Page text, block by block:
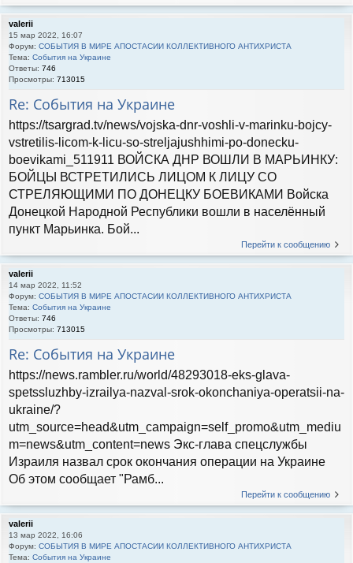
valerii
15 мар 2022, 16:07
Форум: СОБЫТИЯ В МИРЕ АПОСТАСИИ КОЛЛЕКТИВНОГО АНТИХРИСТА
Тема: События на Украине
Ответы: 746
Просмотры: 713015
Re: События на Украине
https://tsargrad.tv/news/vojska-dnr-voshli-v-marinku-bojcy-
vstretilis-licom-k-licu-so-streljajushhimi-po-donecku-
boevikami_511911 ВОЙСКА ДНР ВОШЛИ В МАРЬИНКУ:
БОЙЦЫ ВСТРЕТИЛИСЬ ЛИЦОМ К ЛИЦУ СО
СТРЕЛЯЮЩИМИ ПО ДОНЕЦКУ БОЕВИКАМИ Войска
Донецкой Народной Республики вошли в населённый
пункт Марьинка. Бой...
Перейти к сообщению
valerii
14 мар 2022, 11:52
Форум: СОБЫТИЯ В МИРЕ АПОСТАСИИ КОЛЛЕКТИВНОГО АНТИХРИСТА
Тема: События на Украине
Ответы: 746
Просмотры: 713015
Re: События на Украине
https://news.rambler.ru/world/48293018-eks-glava-
spetssluzhby-izrailya-nazval-srok-okonchaniya-operatsii-na-
ukraine/?
utm_source=head&utm_campaign=self_promo&utm_mediu
m=news&utm_content=news Экс-глава спецслужбы
Израиля назвал срок окончания операции на Украине
Об этом сообщает "Рамб...
Перейти к сообщению
valerii
13 мар 2022, 16:06
Форум: СОБЫТИЯ В МИРЕ АПОСТАСИИ КОЛЛЕКТИВНОГО АНТИХРИСТА
Тема: События на Украине